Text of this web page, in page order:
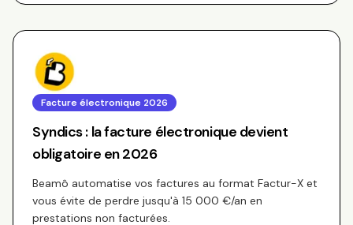
Facture électronique 2026
Syndics : la facture électronique devient
obligatoire en 2026
Beamô automatise vos factures au format Factur-X et
vous évite de perdre jusqu'à 15 000 €/an en
prestations non facturées.